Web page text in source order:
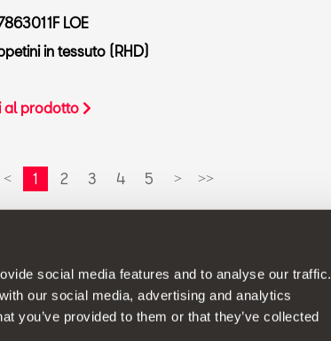
social media features and to analyse our traffic.
our social media, advertising and analytics
you’ve provided to them or that they’ve collected
LOE
in tessuto (RHD)
al prodotto
< 1 2 3 4 5 > >>
del prodotto e si riserva il diritto di apportare